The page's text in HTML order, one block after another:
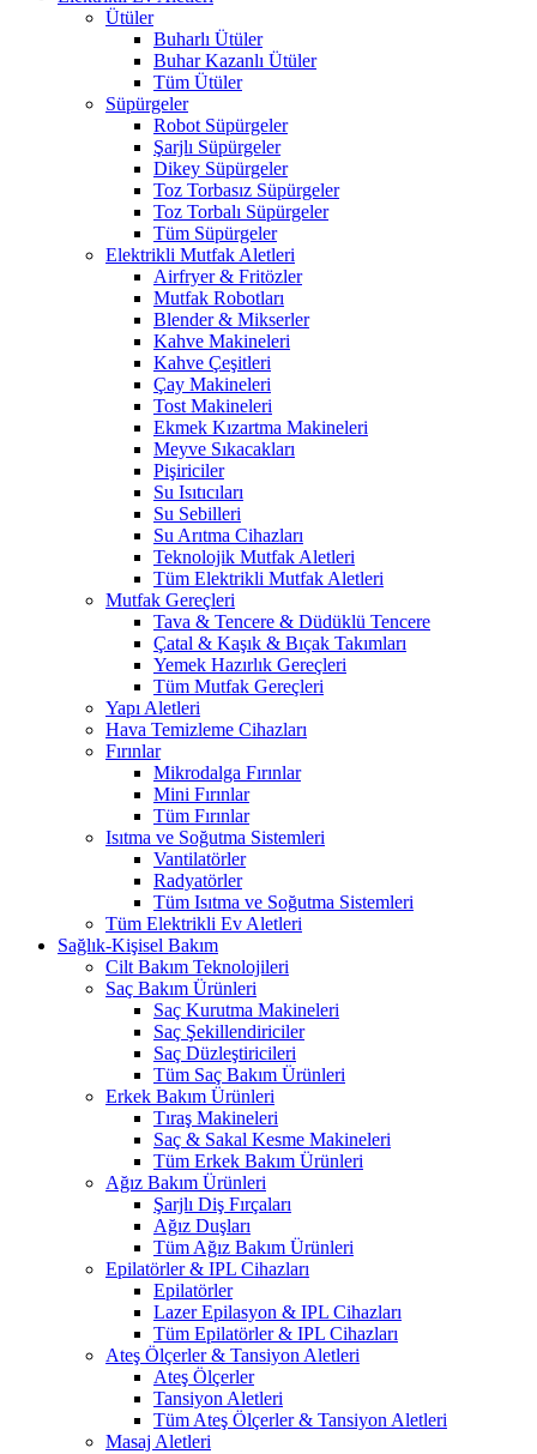
Ütüler
Buharlı Ütüler
Buhar Kazanlı Ütüler
Tüm Ütüler
Süpürgeler
Robot Süpürgeler
Şarjlı Süpürgeler
Dikey Süpürgeler
Toz Torbasız Süpürgeler
Toz Torbalı Süpürgeler
Tüm Süpürgeler
Elektrikli Mutfak Aletleri
Airfryer & Fritözler
Mutfak Robotları
Blender & Mikserler
Kahve Makineleri
Kahve Çeşitleri
Çay Makineleri
Tost Makineleri
Ekmek Kızartma Makineleri
Meyve Sıkacakları
Pişiriciler
Su Isıtıcıları
Su Sebilleri
Su Arıtma Cihazları
Teknolojik Mutfak Aletleri
Tüm Elektrikli Mutfak Aletleri
Mutfak Gereçleri
Tava & Tencere & Düdüklü Tencere
Çatal & Kaşık & Bıçak Takımları
Yemek Hazırlık Gereçleri
Tüm Mutfak Gereçleri
Yapı Aletleri
Hava Temizleme Cihazları
Fırınlar
Mikrodalga Fırınlar
Mini Fırınlar
Tüm Fırınlar
Isıtma ve Soğutma Sistemleri
Vantilatörler
Radyatörler
Tüm Isıtma ve Soğutma Sistemleri
Tüm Elektrikli Ev Aletleri
Sağlık-Kişisel Bakım
Cilt Bakım Teknolojileri
Saç Bakım Ürünleri
Saç Kurutma Makineleri
Saç Şekillendiriciler
Saç Düzleştiricileri
Tüm Saç Bakım Ürünleri
Erkek Bakım Ürünleri
Tıraş Makineleri
Saç & Sakal Kesme Makineleri
Tüm Erkek Bakım Ürünleri
Ağız Bakım Ürünleri
Şarjlı Diş Fırçaları
Ağız Duşları
Tüm Ağız Bakım Ürünleri
Epilatörler & IPL Cihazları
Epilatörler
Lazer Epilasyon & IPL Cihazları
Tüm Epilatörler & IPL Cihazları
Ateş Ölçerler & Tansiyon Aletleri
Ateş Ölçerler
Tansiyon Aletleri
Tüm Ateş Ölçerler & Tansiyon Aletleri
Masaj Aletleri